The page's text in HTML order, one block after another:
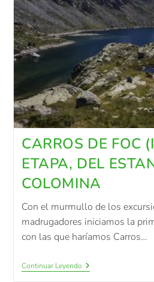
CARROS DE FOC
ETAPA, DEL
COLOMINA
Con el murmullo de los
madrugadores iniciamos la
con las que haríamos Carros…
Continuar Leyendo